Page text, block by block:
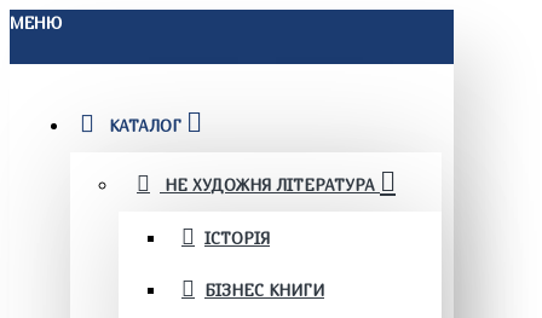
МЕНЮ
КАТАЛОГ
НЕ ХУДОЖНЯ ЛІТЕРАТУРА
ІСТОРІЯ
БІЗНЕС КНИГИ